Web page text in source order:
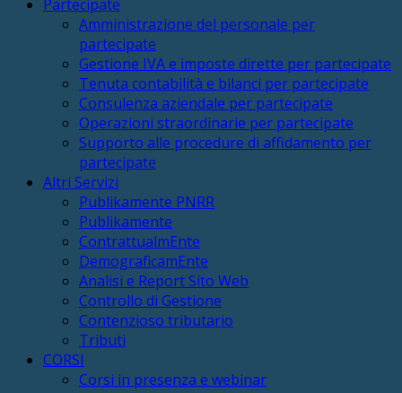
Partecipate
Amministrazione del personale per
partecipate
Gestione IVA e imposte dirette per partecipate
Tenuta contabilità e bilanci per partecipate
Consulenza aziendale per partecipate
Operazioni straordinarie per partecipate
Supporto alle procedure di affidamento per
partecipate
Altri Servizi
Publikamente PNRR
Publikamente
ContrattualmEnte
DemograficamEnte
Analisi e Report Sito Web
Controllo di Gestione
Contenzioso tributario
Tributi
CORSI
Corsi in presenza e webinar